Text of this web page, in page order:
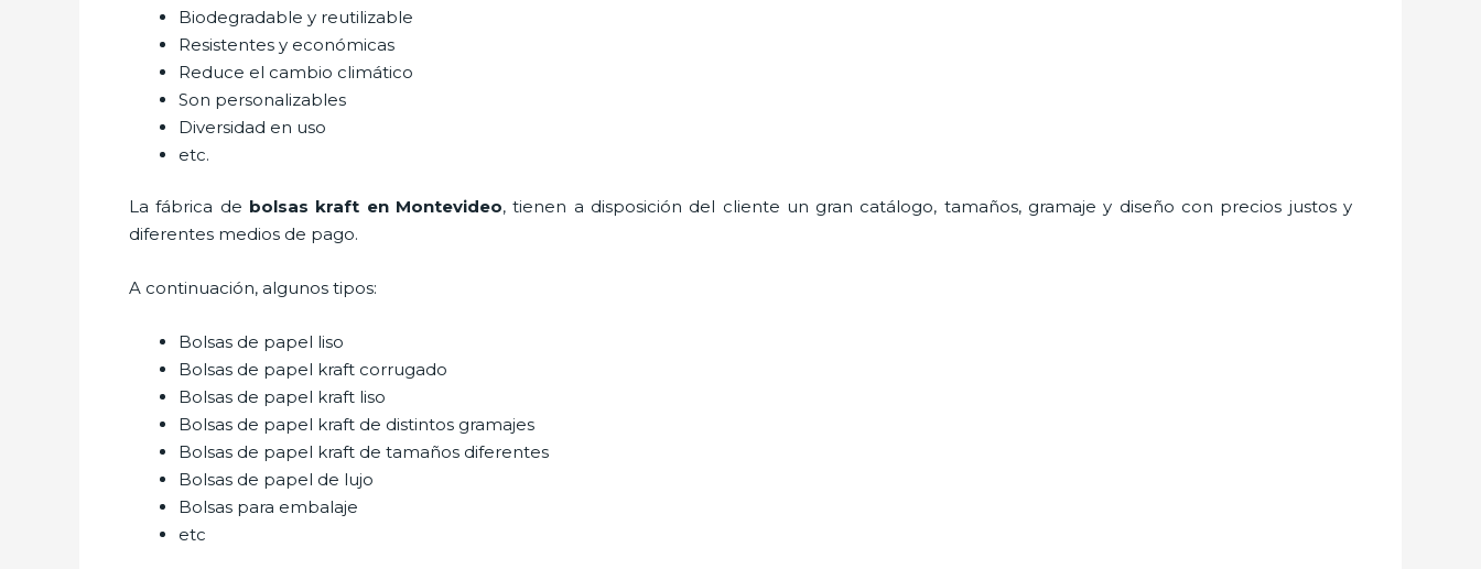
Biodegradable y reutilizable
Resistentes y económicas
Reduce el cambio climático
Son personalizables
Diversidad en uso
etc.
La fábrica de bolsas kraft en Montevideo, tienen a disposición del cliente un gran catálogo, tamaños, gramaje y diseño con precios justos y
diferentes medios de pago.
A continuación, algunos tipos:
Bolsas de papel liso
Bolsas de papel kraft corrugado
Bolsas de papel kraft liso
Bolsas de papel kraft de distintos gramajes
Bolsas de papel kraft de tamaños diferentes
Bolsas de papel de lujo
Bolsas para embalaje
etc